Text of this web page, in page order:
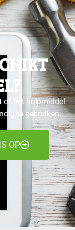
of het hulpmiddel
te gebruiken.
OP